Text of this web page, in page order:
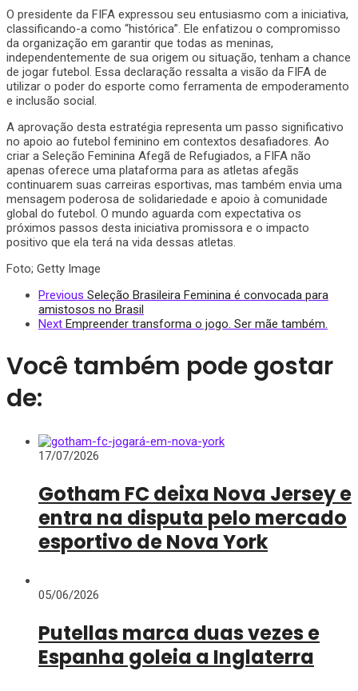
O presidente da FIFA expressou seu entusiasmo com a iniciativa,
classificando-a como “histórica”. Ele enfatizou o compromisso
da organização em garantir que todas as meninas,
independentemente de sua origem ou situação, tenham a chance
de jogar futebol. Essa declaração ressalta a visão da FIFA de
utilizar o poder do esporte como ferramenta de empoderamento
e inclusão social.
A aprovação desta estratégia representa um passo significativo
no apoio ao futebol feminino em contextos desafiadores. Ao
criar a Seleção Feminina Afegã de Refugiados, a FIFA não
apenas oferece uma plataforma para as atletas afegãs
continuarem suas carreiras esportivas, mas também envia uma
mensagem poderosa de solidariedade e apoio à comunidade
global do futebol. O mundo aguarda com expectativa os
próximos passos desta iniciativa promissora e o impacto
positivo que ela terá na vida dessas atletas.
Foto; Getty Image
Previous Seleção Brasileira Feminina é convocada para
amistosos no Brasil
Next Empreender transforma o jogo. Ser mãe também.
Você também pode gostar
de:
17/07/2026
Gotham FC deixa Nova Jersey e
entra na disputa pelo mercado
esportivo de Nova York
05/06/2026
Putellas marca duas vezes e
Espanha goleia a Inglaterra